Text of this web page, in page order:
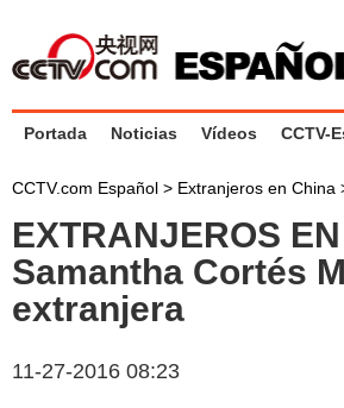
Portada Noticias Vídeos CCTV-
CCTV.com Español > Extranjeros en China
EXTRANJEROS
Samantha Cortés
extranjera
11-27-2016 08:23